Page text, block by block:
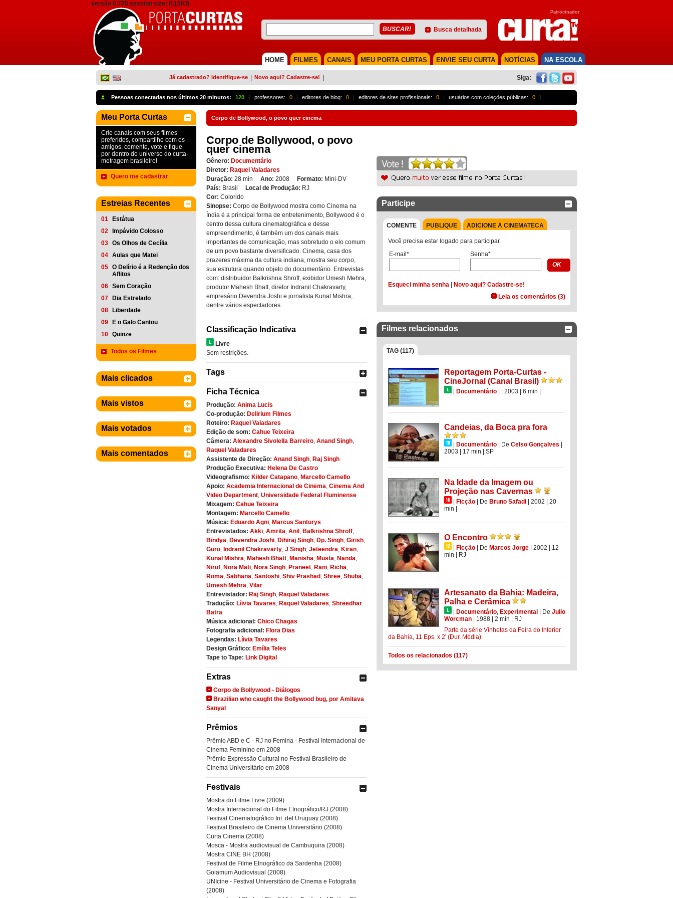
versão 0.720 session size: 0,15KB
Busca detalhada
Patrocinador
NA ESCOLA
NOTÍCIAS
ENVIE SEU CURTA
MEU PORTA CURTAS
CANAIS
FILMES
HOME
Siga:
Já cadastrado? Identifique-se Novo aqui? Cadastre-se!
Pessoas conectadas nos últimos 20 minutos: 120 { professores: 0 | editores de blog: 0 | editores de sites profissionais: 0 | usuários com coleções públicas: 0 }
Meu Porta Curtas
Crie canais com seus filmes
preferidos, compartilhe com os
amigos, comente, vote e fique
por dentro do universo do curta-
metragem brasileiro!
Quero me cadastrar
Estreias Recentes
01
Estátua
02
Impávido Colosso
03 Os Olhos de Cecília
04 Aulas que Matei
05 O Delírio é a Redenção dos
Aflitos
06 Sem Coração
07
Dia Estrelado
08
Liberdade
09
E o Galo Cantou
10 Quinze
Todos os Filmes
Mais clicados
Mais vistos
Mais votados
Mais comentados
Corpo de Bollywood, o povo quer cinema
Corpo de Bollywood, o povo
quer cinema
Gênero: Documentário
Diretor: Raquel Valadares
Duração: 28 min Ano: 2008 Formato: Mini-DV
País: Brasil Local de Produção: RJ
Cor: Colorido
Sinopse: Corpo de Bollywood mostra como Cinema na
Índia é a principal forma de entretenimento, Bollywood é o
centro dessa cultura cinematográfica e desse
empreendimento, é também um dos canais mais
importantes de comunicação, mas sobretudo o elo comum
de um povo bastante diversificado. Cinema, casa dos
prazeres máxima da cultura indiana, mostra seu corpo,
sua estrutura quando objeto do documentário. Entrevistas
com: distribuidor Balkrishna Shroff, exibidor Umesh Mehra,
produtor Mahesh Bhatt, diretor Indranil Chakravarty,
empresário Devendra Joshi e jornalista Kunal Mishra,
dentre vários espectadores.
Classificação Indicativa
Livre
Sem restrições.
Tags
Ficha Técnica
Produção: Anima Lucis
Co-produção: Delirium Filmes
Roteiro: Raquel Valadares
Edição de som: Cahue Teixeira
Câmera: Alexandre Sivolella Barreiro, Anand Singh,
Raquel Valadares
Assistente de Direção: Anand Singh, Raj Singh
Produção Executiva: Helena De Castro
Videografismo: Kilder Catapano, Marcello Camello
Apoio: Academia Internacional de Cinema, Cinema And
Video Department, Universidade Federal Fluminense
Mixagem: Cahue Teixeira
Montagem: Marcello Camello
Música: Eduardo Agni, Marcus Santurys
Entrevistados: Akki, Amrita, Anil , Balkrishna Shroff,
Bindya, Devendra Joshi, Dihiraj Singh, Dp. Singh, Girish,
Guru, Indranil Chakravarty, J Singh, Jeteendra, Kiran,
Kunal Mishra, Mahesh Bhatt, Manisha, Musta, Nanda,
Niruf, Nora Mati, Nora Singh, Praneet, Rani, Richa,
Roma, Sabhana, Santoshi, Shiv Prashad , Shree, Shuba,
Umesh Mehra, Vilar
Entrevistador: Raj Singh, Raquel Valadares
Tradução: Líivia Tavares, Raquel Valadares, Shreedhar
Batra
Música adicional: Chico Chagas
Fotografia adicional: Flora Dias
Legendas: Líivia Tavares
Design Gráfico: Emília Teles
Tape to Tape: Link Digital
Extras
Corpo de Bollywood - Diálogos
Brazilian who caught the Bollywood bug, por Amitava
Sanyal
Prêmios
Prêmio ABD e C - RJ no Femina - Festival Internacional de
Cinema Feminino em 2008
Prêmio Expressão Cultural no Festival Brasileiro de
Cinema Universitário em 2008
Festivais
Mostra do Filme Livre (2009)
Mostra Internacional do Filme Etnográfico/RJ (2008)
Festival Cinematográfico Int. del Uruguay (2008)
Festival Brasileiro de Cinema Universitário (2008)
Curta Cinema (2008)
Mosca - Mostra audiovisual de Cambuquira (2008)
Mostra CINE BH (2008)
Festival de Filme Etnográfico da Sardenha (2008)
Goiamum Audiovisual (2008)
UNIcine - Festival Universitário de Cinema e Fotografia
(2008)
Participe
COMENTE PUBLIQUE ADICIONE À CINEMATECA
Você precisa estar logado para participar.
E-mail*
Senha*
Esqueci minha senha
Novo aqui? Cadastre-se!
Leia os comentários (3)
Filmes relacionados
TAG (117)
Reportagem Porta-Curtas -
CineJornal (Canal Brasil)
Documentário | 2003 | 6 min
Candeias, da Boca pra fora
Documentário De Celso Gonçalves
2003
| 17 min SP
Na Idade da Imagem ou
Projeção nas Cavernas
Ficção De Bruno Safadi | 2002
| 20
min
O Encontro
Ficção De Marcos Jorge | 2002
| 12
min
RJ
Artesanato da Bahia: Madeira,
Palha e Cerâmica
Documentário, Experimental De Julio
Worcman
| 1988 | 2 min
RJ
Parte da série Vinhetas da Feira do Interior
da Bahia, 11 Eps. x 2' (Dur. Média)
Todos os relacionados (117)